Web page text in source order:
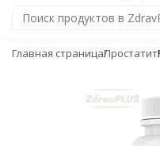
Главная страницаПростатит